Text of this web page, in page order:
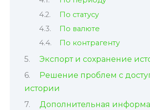
По статусу
По валюте
По контрагенту
Экспорт и сохранение
Решение проблем с
истории
Дополнительная